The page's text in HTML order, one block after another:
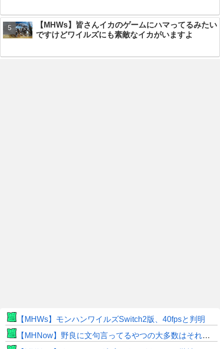
【MHWs】皆さんイカのゲームにハマってるみたい
ですけどワイルズにも素敵なイカがいますよ
【MHWs】モンハンワイルズSwitch2版、40fpsと判明
【MHNow】野良に文句言ってるやつの大多数はそれしてないだけの雑魚だから聞く耳持つだけムダよ